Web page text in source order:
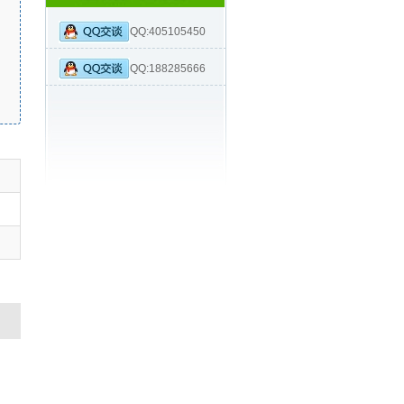
QQ:405105450
QQ:188285666